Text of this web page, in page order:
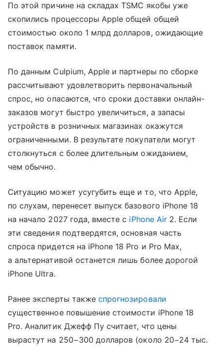
По этой причине на складах TSMC якобы уже
скопились процессоры Apple общей общей
стоимостью около 1 млрд долларов, ожидающие
поставок памяти.
По данным Culpium, Apple и партнеры по сборке
рассчитывают удовлетворить первоначальный
спрос, но опасаются, что сроки доставки онлайн-
заказов могут быстро увеличиться, а запасы
устройств в розничных магазинах окажутся
ограниченными. В результате покупатели могут
столкнуться с более длительным ожиданием,
чем обычно.
Ситуацию может усугубить еще и то, что Apple,
по слухам, перенесет выпуск базового iPhone 18
на начало 2027 года, вместе с iPhone Air2. Если
эти сведения подтвердятся, основная часть
спроса придется на iPhone 18 Pro и Pro Max,
а альтернативой останется лишь более дорогой
iPhone Ultra.
Ранее эксперты такжеспрогнозировали
существенное повышение стоимости iPhone 18
Pro. Аналитик Джефф Пу считает, что цены
вырастут на 250−300 долларов (около 20−24 тыс.